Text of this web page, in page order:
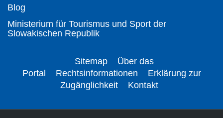
Blog
Ministerium für Tourismus und Sport der
Slowakischen Republik
Sitemap
Über das
Portal
Rechtsinformationen
Erklärung zur
Zugänglichkeit
Kontakt